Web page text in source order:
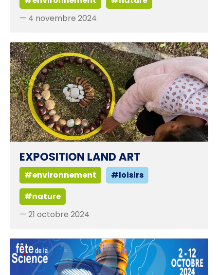
— 4 novembre 2024
EXPOSITION LAND ART
#environnement
#loisirs
#nature
— 21 octobre 2024